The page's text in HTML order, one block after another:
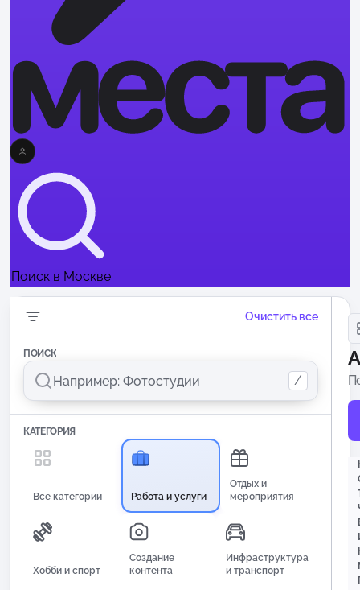
Поиск в Москве
Очистить все
ПОИСК
/
КАТЕГОРИЯ
Все категории Работа и услуги
Отдых и
мероприятия
Хобби и спорт
Создание
контента
Инфраструктура
и транспорт